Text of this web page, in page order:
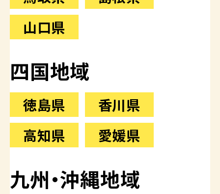
山口県
四国地域
徳島県
香川県
高知県
愛媛県
九州・沖縄地域